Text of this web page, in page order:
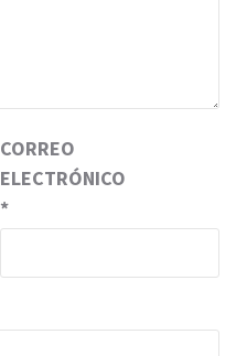
CORREO
ELECTRÓNICO
*